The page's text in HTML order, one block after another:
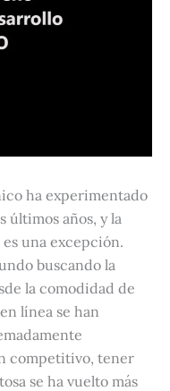
ha experimentado
últimos años, y la
una excepción.
buscando la
la comodidad de
línea se han
competitivo, tener
se ha vuelto más